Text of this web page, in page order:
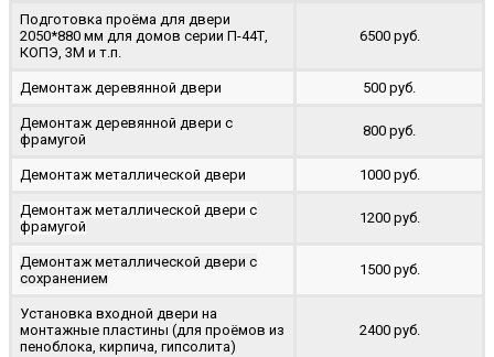
Подготовка проёма для двери
2050*880 мм для домов серии П-44Т,
КОПЭ, 3М и т.п.
6500 руб.
Демонтаж деревянной двери 500 руб.
Демонтаж деревянной двери с
фрамугой
800 руб.
Демонтаж металлической двери 1000 руб.
Демонтаж металлической двери с
фрамугой
1200 руб.
Демонтаж металлической двери с
сохранением
1500 руб.
Установка входной двери на
монтажные пластины (для проёмов из
пеноблока, кирпича, гипсолита)
2400 руб.